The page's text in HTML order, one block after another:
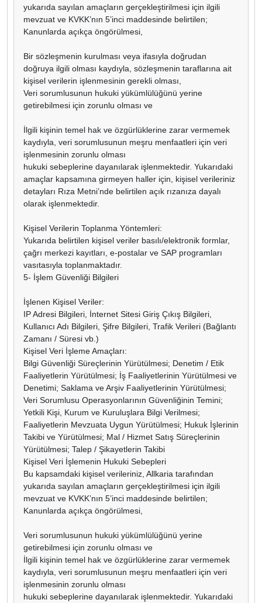
yukarıda sayılan amaçların gerçekleştirilmesi için ilgili
mevzuat ve KVKK’nın 5’inci maddesinde belirtilen;
Kanunlarda açıkça öngörülmesi,
Bir sözleşmenin kurulması veya ifasıyla doğrudan
doğruya ilgili olması kaydıyla, sözleşmenin taraflarına ait
kişisel verilerin işlenmesinin gerekli olması,
Veri sorumlusunun hukuki yükümlülüğünü yerine
getirebilmesi için zorunlu olması ve
İlgili kişinin temel hak ve özgürlüklerine zarar vermemek
kaydıyla, veri sorumlusunun meşru menfaatleri için veri
işlenmesinin zorunlu olması
hukuki sebeplerine dayanılarak işlenmektedir. Yukarıdaki
amaçlar kapsamına girmeyen haller için, kişisel verileriniz
detayları Rıza Metni’nde belirtilen açık rızanıza dayalı
olarak işlenmektedir.
Kişisel Verilerin Toplanma Yöntemleri:
Yukarıda belirtilen kişisel veriler basılı/elektronik formlar,
çağrı merkezi kayıtları, e-postalar ve SAP programları
vasıtasıyla toplanmaktadır.
5- İşlem Güvenliği Bilgileri
İşlenen Kişisel Veriler:
IP Adresi Bilgileri, İnternet Sitesi Giriş Çıkış Bilgileri,
Kullanıcı Adı Bilgileri, Şifre Bilgileri, Trafik Verileri (Bağlantı
Zamanı / Süresi vb.)
Kişisel Veri İşleme Amaçları:
Bilgi Güvenliği Süreçlerinin Yürütülmesi; Denetim / Etik
Faaliyetlerin Yürütülmesi; İş Faaliyetlerinin Yürütülmesi ve
Denetimi; Saklama ve Arşiv Faaliyetlerinin Yürütülmesi;
Veri Sorumlusu Operasyonlarının Güvenliğinin Temini;
Yetkili Kişi, Kurum ve Kuruluşlara Bilgi Verilmesi;
Faaliyetlerin Mevzuata Uygun Yürütülmesi; Hukuk İşlerinin
Takibi ve Yürütülmesi; Mal / Hizmet Satış Süreçlerinin
Yürütülmesi; Talep / Şikayetlerin Takibi
Kişisel Veri İşlemenin Hukuki Sebepleri
Bu kapsamdaki kişisel verileriniz, Allkaria tarafından
yukarıda sayılan amaçların gerçekleştirilmesi için ilgili
mevzuat ve KVKK’nın 5’inci maddesinde belirtilen;
Kanunlarda açıkça öngörülmesi,
Veri sorumlusunun hukuki yükümlülüğünü yerine
getirebilmesi için zorunlu olması ve
İlgili kişinin temel hak ve özgürlüklerine zarar vermemek
kaydıyla, veri sorumlusunun meşru menfaatleri için veri
işlenmesinin zorunlu olması
hukuki sebeplerine dayanılarak işlenmektedir. Yukarıdaki